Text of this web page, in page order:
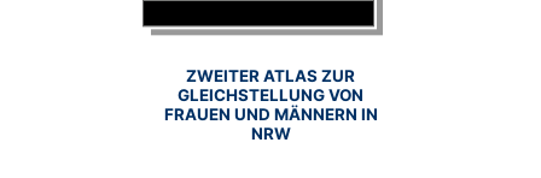
ZWEITER ATLAS ZUR
GLEICHSTELLUNG VON
FRAUEN UND MÄNNERN IN
NRW